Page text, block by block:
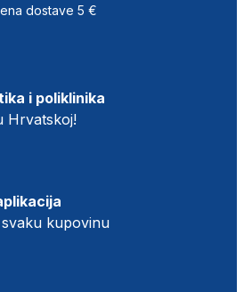
dostave 5 €
i poliklinika
Hrvatskoj!
kupovinu